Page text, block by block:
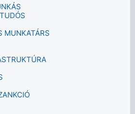
MUNKATÁRS